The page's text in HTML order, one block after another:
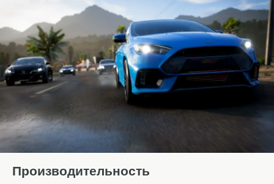
Производительность